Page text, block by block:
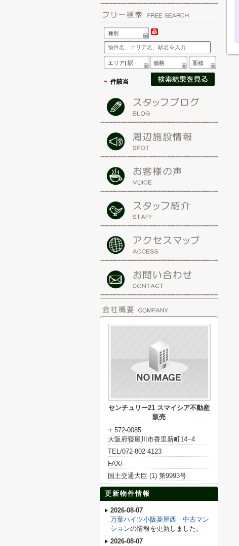
種別
エリア| 駅 価格 面積
- 件該当
センチュリー21 スマイシア不動産
販売
〒572-0085
大阪府寝屋川市香里新町14−4
TEL/072-802-4123
FAX/-
国土交通大臣 (1) 第9993号
更新物件情報
2026-08-07
万葉ハイツ小阪菱屋西 中古マン
ションの情報を更新しました。
2026-08-07